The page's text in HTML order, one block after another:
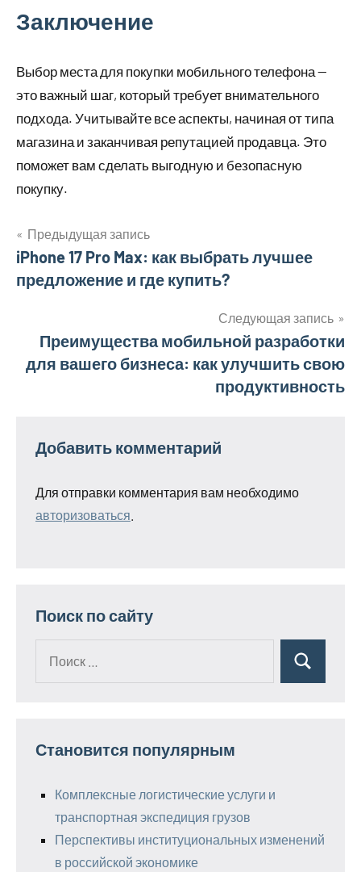
Заключение
Выбор места для покупки мобильного телефона —
это важный шаг, который требует внимательного
подхода. Учитывайте все аспекты, начиная от типа
магазина и заканчивая репутацией продавца. Это
поможет вам сделать выгодную и безопасную
покупку.
Навигация
по
Предыдущая запись
iPhone 17 Pro Max: как выбрать лучшее
предложение и где купить?
Следующая запись
Преимущества мобильной разработки
для вашего бизнеса: как улучшить свою
продуктивность
Добавить комментарий
Для отправки комментария вам необходимо
авторизоваться
Поиск по сайту
Поиск
Становится популярным
Комплексные логистические услуги и
транспортная экспедиция грузов
Перспективы институциональных изменений
в российской экономике